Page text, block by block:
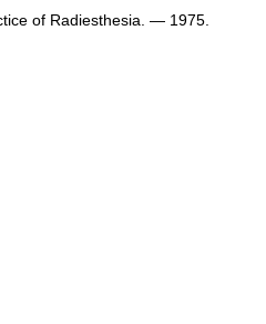
of Radiesthesia. — 1975.